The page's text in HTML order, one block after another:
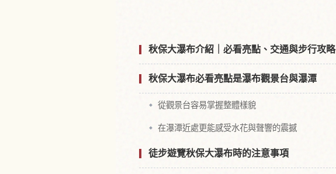
秋保大瀑布介紹｜必看亮點、交通與步行攻略
秋保大瀑布必看亮點是瀑布觀景台與瀑潭
從觀景台容易掌握整體樣貌
在瀑潭近處更能感受水花與聲響的震撼
徒步遊覽秋保大瀑布時的注意事項